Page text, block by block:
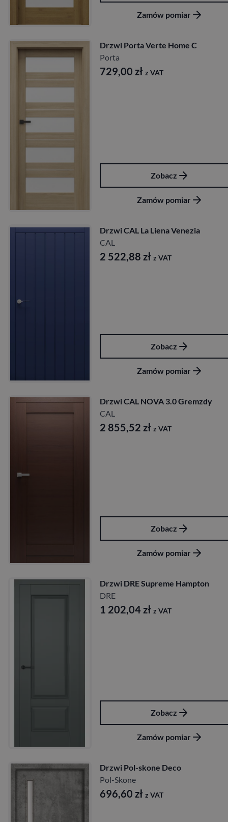
Zamów pomiar
Drzwi Porta Verte Home C
Porta
729,00 zł z VAT
Zobacz
Zamów pomiar
Drzwi CAL La Liena Venezia
CAL
2 522,88 zł z VAT
Zobacz
Zamów pomiar
Drzwi CAL NOVA 3.0 Gremzdy
CAL
2 855,52 zł z VAT
Zobacz
Zamów pomiar
Drzwi DRE Supreme Hampton
DRE
1 202,04 zł z VAT
Zobacz
Zamów pomiar
Drzwi Pol-skone Deco
Pol-Skone
696,60 zł z VAT